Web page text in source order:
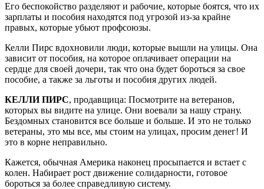
Его беспокойство разделяют и рабочие, которые боятся, что их
зарплаты и пособия находятся под угрозой из-за крайне
правых, которые убьют профсоюзы.
Келли Пирс вдохновили люди, которые вышли на улицы. Она
зависит от пособия, на которое оплачивает операции на
сердце для своей дочери, так что она будет бороться за свое
пособие, а также за льготы и пособия других людей.
КЕЛЛИ ПИРС, продавщица: Посмотрите на ветеранов,
которых вы видите на улице. Они воевали за нашу страну.
Бездомных становится все больше и больше. И это не только
ветераны, это мы все, мы стоим на улицах, просим денег! И
это в корне неправильно.
Кажется, обычная Америка наконец просыпается и встает с
колен. Набирает рост движение солидарности, готовое
бороться за более справедливую систему.